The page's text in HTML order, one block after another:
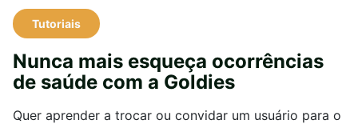
Tutoriais
Nunca mais esqueça ocorrências
de saúde com a Goldies
Quer aprender a trocar ou convidar um usuário para o